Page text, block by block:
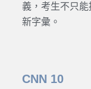
義，考生不只
新字彙。
CNN 10